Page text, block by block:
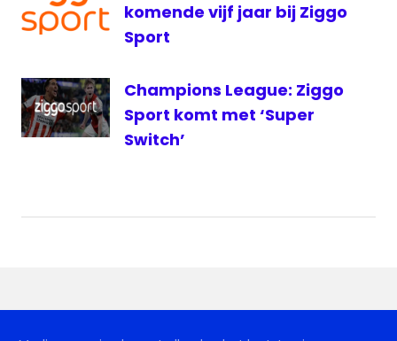
live
radio
1
Veronica
komende vijf jaar bij Ziggo
Sport
Champions League: Ziggo
Sport komt met ‘Super
Switch’